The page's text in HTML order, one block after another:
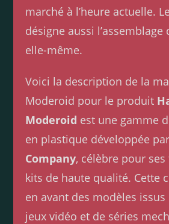
marché à l’heure actuelle.
désigne aussi
elle-même.
Voici la description de la
Moderoid pour le produit
Moderoid est une gamme
en plastique développée par
Company, célèbre pour
kits de haute qualité. Cette
en avant des modèles issus
jeux vidéo et de séries